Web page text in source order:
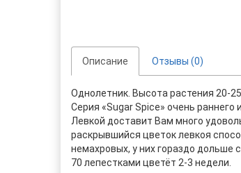
Описание Отзывы (0)
Однолетник. Высота растения 20-
Серия «Sugar Spice» очень
Левкой доставит Вам много
раскрывшийся цветок левкоя
немахровых, у них гораздо дольше
70 лепестками цветёт 2-3 недели.